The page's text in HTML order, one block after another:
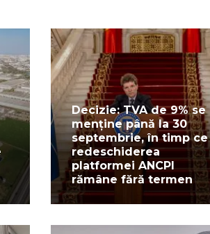
Decizie: TVA de 9% se
menține până la 30
septembrie, în timp ce
redeschiderea
platformei ANCPI
rămâne fără termen